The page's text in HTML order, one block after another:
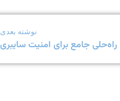
نوشته بعدی
جامع برای امنیت سایبری